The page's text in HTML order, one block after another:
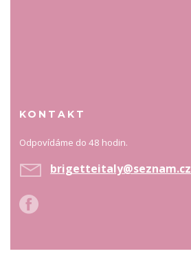
KONTAKT
Odpovídáme do 48 hodin.
brigetteitaly@seznam.cz